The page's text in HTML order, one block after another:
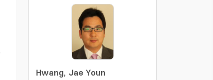
Hwang, Jae Youn